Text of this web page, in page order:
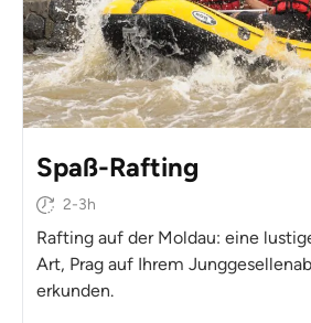
Spaß-Rafting
2-3h
Rafting auf der Moldau: eine
Art, Prag auf Ihrem
erkunden.